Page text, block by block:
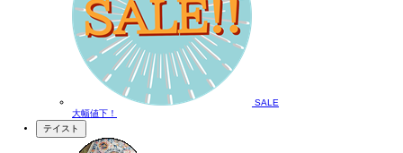
SALE
大幅値下！
テイスト